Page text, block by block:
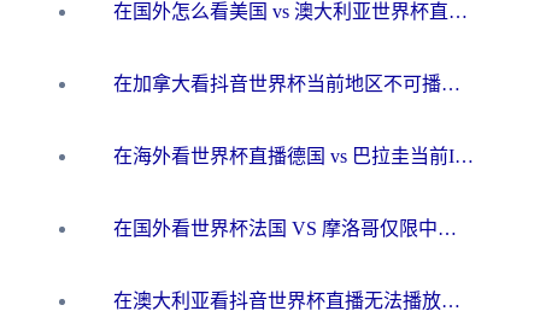
在国外怎么看美国 vs 澳大利亚世界杯直播？海外党必藏的中文解说观赛指南
在加拿大看抖音世界杯当前地区不可播放？海外党体育观赛终极指南
在海外看世界杯直播德国 vs 巴拉圭当前IP受限制？这篇指南帮你轻松解决地区限制
在国外看世界杯法国 VS 摩洛哥仅限中国大陆？别让地域限制拦下你的欢呼
在澳大利亚看抖音世界杯直播无法播放？海外党体育观赛终极指南来了！